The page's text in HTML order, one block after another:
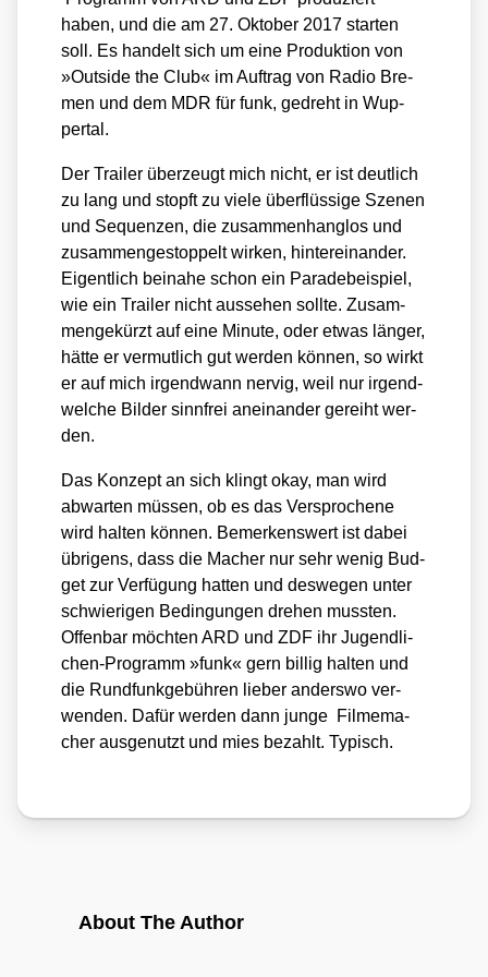
haben, und die am 27. Okto­ber 2017 star­ten
soll. Es han­delt sich um eine Pro­duk­ti­on von
»Out­side the Club« im Auf­trag von Radio Bre­
men und dem MDR für funk, gedreht in Wup­
per­tal.
Der Trai­ler über­zeugt mich nicht, er ist deut­lich
zu lang und stopft zu vie­le über­flüs­si­ge Sze­nen
und Sequen­zen, die zusam­men­hang­los und
zusam­men­ge­stop­pelt wir­ken, hin­ter­ein­an­der.
Eigent­lich bei­na­he schon ein Para­de­bei­spiel,
wie ein Trai­ler nicht aus­se­hen soll­te. Zusam­
men­ge­kürzt auf eine Minu­te, oder etwas län­ger,
hät­te er ver­mut­lich gut wer­den kön­nen, so wirkt
er auf mich irgend­wann ner­vig, weil nur irgend­
wel­che Bil­der sinn­frei anein­an­der gereiht wer­
den.
Das Kon­zept an sich klingt okay, man wird
abwar­ten müs­sen, ob es das Ver­spro­che­ne
wird hal­ten kön­nen. Bemer­kens­wert ist dabei
übri­gens, dass die Macher nur sehr wenig Bud­
get zur Ver­fü­gung hat­ten und des­we­gen unter
schwie­ri­gen Bedin­gun­gen dre­hen muss­ten.
Offen­bar möch­ten ARD und ZDF ihr Jugend­li­
chen-Pro­gramm »funk« gern bil­lig hal­ten und
die Rund­funk­ge­büh­ren lie­ber anders­wo ver­
wen­den. Dafür wer­den dann jun­ge Fil­me­ma­
cher aus­ge­nutzt und mies bezahlt. Typisch.
About The Author